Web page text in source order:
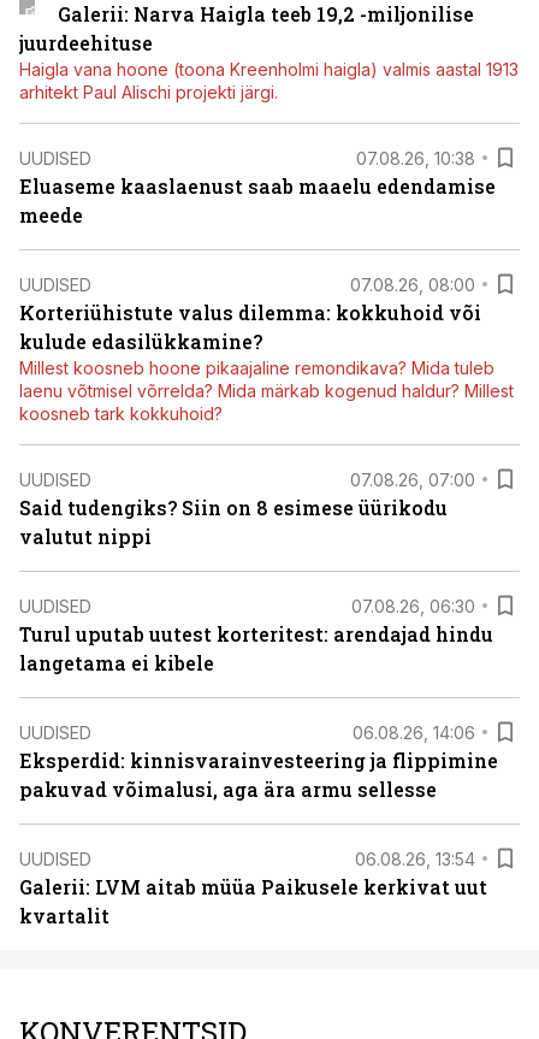
Galerii: Narva Haigla teeb 19,2 -miljonilise
juurdeehituse
Haigla vana hoone (toona Kreenholmi haigla) valmis aastal 1913
arhitekt Paul Alischi projekti järgi.
UUDISED 07.08.26, 10:38
Eluaseme kaaslaenust saab maaelu edendamise
meede
UUDISED 07.08.26, 08:00
Korteriühistute valus dilemma: kokkuhoid või
kulude edasilükkamine?
Millest koosneb hoone pikaajaline remondikava? Mida tuleb
laenu võtmisel võrrelda? Mida märkab kogenud haldur? Millest
koosneb tark kokkuhoid?
UUDISED 07.08.26, 07:00
Said tudengiks? Siin on 8 esimese üürikodu
valutut nippi
UUDISED 07.08.26, 06:30
Turul uputab uutest korteritest: arendajad hindu
langetama ei kibele
UUDISED 06.08.26, 14:06
Eksperdid: kinnisvarainvesteering ja flippimine
pakuvad võimalusi, aga ära armu sellesse
UUDISED 06.08.26, 13:54
Galerii: LVM aitab müüa Paikusele kerkivat uut
kvartalit